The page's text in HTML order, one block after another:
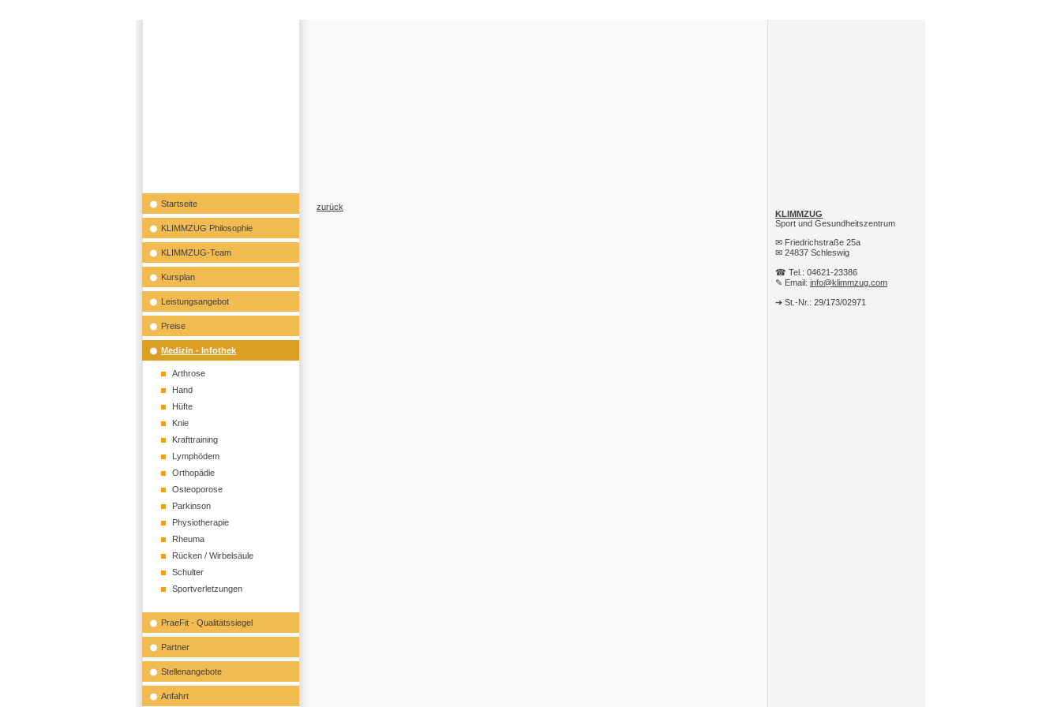
Startseite
KLIMMZUG Philosophie
KLIMMZUG-Team
Kursplan
Leistungsangebot
Preise
Medizin - Infothek
Arthrose
Hand
Hüfte
Knie
Krafttraining
Lymphödem
Orthopädie
Osteoporose
Parkinson
Physiotherapie
Rheuma
Rücken / Wirbelsäule
Schulter
Sportverletzungen
PraeFit - Qualitätssiegel
Partner
Stellenangebote
Anfahrt
zurück
KLIMMZUG
Sport und Gesundheitszentrum
✉ Friedrichstraße 25a
✉ 24837 Schleswig
☎ Tel.: 04621-23386
✎ Email: info@klimmzug.com
➔ St.-Nr.: 29/173/02971